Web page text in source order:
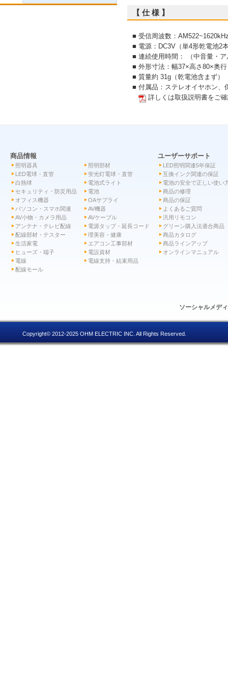
【 仕 様 】
■ 受信周波数：
■ 電源：DC3V（単4形乾電池2
■ 連続使用時間： （中音量・
■ 外形寸法：幅37×高さ80×奥
■ 質量約 31g（乾電池含まず）
■ 付属品：ステレオイヤホン、
詳しくは取扱説明書をご
商品情報
照明器具
照明部材
LED電球・直管
蛍光灯電球・直管
白熱球
電池式ライト
セキュリティ・防災用品
電池
オフィス機器
OAサプライ
パソコン・スマホ関連
AV機器
AV小物・カメラ用品
AVケーブル
アンテナ・テレビ配線
電源タップ・延長コード
配線部材・テスター
理美容・健康
生活家電
エアコン工事部材
ヒューズ・端子
電設資材
電線
電線支持・結束用品
配線モール
ユーザーサポート
LED照明関連5年保証
互換インク関連の保証
電池の安全で正しい使い
商品の修理
商品の保証
よくあるご質問
汎用リモコン
グリーン購入法適合商品
商品カタログ
商品ラインアップ
オンラインマニュアル
ソーシャルメデ
Copyright© 2012-2025 OHM ELECTRIC INC. All Rights Reserved.